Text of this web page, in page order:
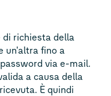
di richiesta della
un'altra fino a
via e-mail.
a causa della
È quindi